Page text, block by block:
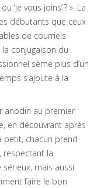
‘je vous joins’ ? ». La
débutants que ceux
de courriels
conjugaison du
sème plus d’un
s’ajoute à la
anodin au premier
en découvrant après
petit, chacun prend
respectant la
mais aussi
faire le bon